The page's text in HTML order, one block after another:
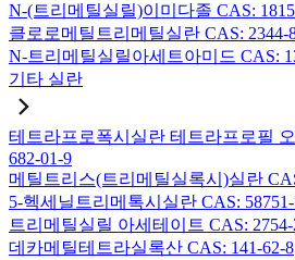
N-(트리메틸실릴)이미다졸 CAS:
클로로메틸트리메틸실란 CAS: 2344-
N-트리메틸실릴아세트아미드 CAS:
기타 실란
테트라프로폭시실란 테트라프로필
682-01-9
메틸트리스(트리메틸실록시)실란
5-헥세닐트리메톡시실란 CAS:
트리메틸실릴 아세테이트 CAS: 2754-
데카메틸테트라실록산 CAS: 141-62-8